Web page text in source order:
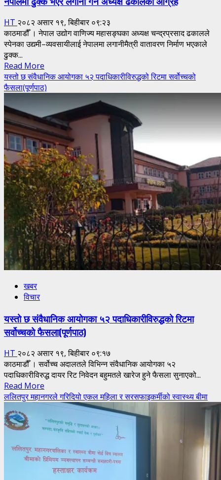
HT २०८२ असार १९, बिहीबार ०९:२३
काठमाडौँ । नेपाल उद्योग वाणिज्य महासङ्घका अध्यक्ष चन्द्रप्रसाद ढकालले
स्पेनका उद्यमी–व्यवसायीलाई नेपालमा लगानीमैत्री वातावरण निर्माण भएकाले
ढुक्क...
Read More
more
about
नेपालमा
ढुक्क
भएर
लगानी
गर्न
अध्यक्ष
ढकालको
आग्रह
यस्तो छ संवैधानिक आयोगका ५२ पदाधिकारीविरुद्धको रिटमा सर्वोच्चको
फैसला(पूर्णपाठ)
खबर
विचार
यस्तो छ संवैधानिक आयोगका ५२ पदाधिकारीविरुद्धको रिटमा
सर्वोच्चको फैसला(पूर्णपाठ)
HT २०८२ असार १९, बिहीबार ०९:१७
काठमाडौँ । सर्वोच्च अदालतले विभिन्न संवैधानिक आयोगका ५२
पदाधिकारीविरुद्ध दायर रिट निवेदन बहुमतले खारेज हुने फैसला सुनाएको...
Read More
more
about
यस्तो
छ
आयोगका
५२
पदाधिकारीविरुद्धको
ललितपुर महानगरले गरिदियो एकल महिला र सरसफाइकर्मीको स्वास्थ्य बीमा